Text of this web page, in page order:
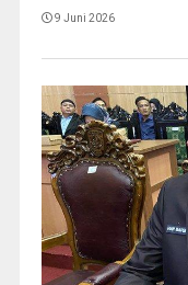
9 Juni 2026